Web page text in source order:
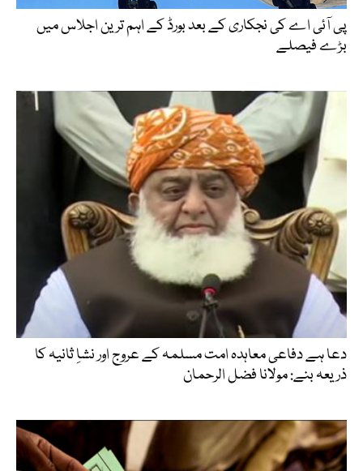
پی آئی اے کی نجکاری کے بعد بورڈ کے اہم ترین اجلاس میں
بڑے فیصلے
دعا ہے دفاعی معاہدہ امت مسلمہ کے عروج اور نشاِ ثانیہ کا
ذریعہ بنے: مولانا فضل الرحمان